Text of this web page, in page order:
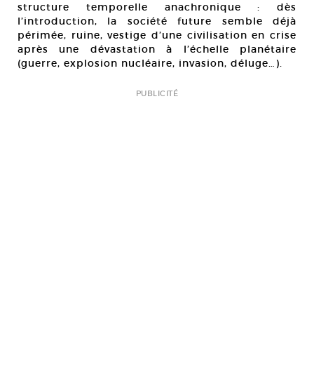
structure temporelle anachronique : dès
l’introduction, la société future semble déjà
périmée, ruine, vestige d’une civilisation en crise
après une dévastation à l’échelle planétaire
(guerre, explosion nucléaire, invasion, déluge…).
PUBLICITÉ